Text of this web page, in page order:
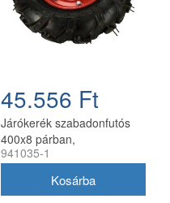
45.556 Ft
Járókerék szabadonfutós
400x8 párban,
csapágyazott utángyártott
941035-1